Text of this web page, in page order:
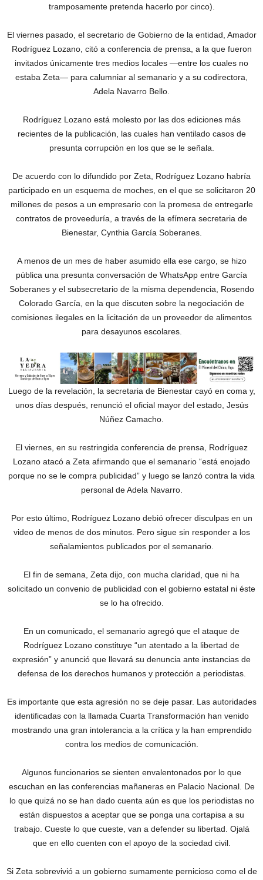
tramposamente pretenda hacerlo por cinco).
El viernes pasado, el secretario de Gobierno de la entidad, Amador
Rodríguez Lozano, citó a conferencia de prensa, a la que fueron
invitados únicamente tres medios locales —entre los cuales no
estaba Zeta— para calumniar al semanario y a su codirectora,
Adela Navarro Bello.
Rodríguez Lozano está molesto por las dos ediciones más
recientes de la publicación, las cuales han ventilado casos de
presunta corrupción en los que se le señala.
De acuerdo con lo difundido por Zeta, Rodríguez Lozano habría
participado en un esquema de moches, en el que se solicitaron 20
millones de pesos a un empresario con la promesa de entregarle
contratos de proveeduría, a través de la efímera secretaria de
Bienestar, Cynthia García Soberanes.
A menos de un mes de haber asumido ella ese cargo, se hizo
pública una presunta conversación de WhatsApp entre García
Soberanes y el subsecretario de la misma dependencia, Rosendo
Colorado García, en la que discuten sobre la negociación de
comisiones ilegales en la licitación de un proveedor de alimentos
para desayunos escolares.
Luego de la revelación, la secretaria de Bienestar cayó en coma y,
unos días después, renunció el oficial mayor del estado, Jesús
Núñez Camacho.
El viernes, en su restringida conferencia de prensa, Rodríguez
Lozano atacó a Zeta afirmando que el semanario “está enojado
porque no se le compra publicidad” y luego se lanzó contra la vida
personal de Adela Navarro.
Por esto último, Rodríguez Lozano debió ofrecer disculpas en un
video de menos de dos minutos. Pero sigue sin responder a los
señalamientos publicados por el semanario.
El fin de semana, Zeta dijo, con mucha claridad, que ni ha
solicitado un convenio de publicidad con el gobierno estatal ni éste
se lo ha ofrecido.
En un comunicado, el semanario agregó que el ataque de
Rodríguez Lozano constituye “un atentado a la libertad de
expresión” y anunció que llevará su denuncia ante instancias de
defensa de los derechos humanos y protección a periodistas.
Es importante que esta agresión no se deje pasar. Las autoridades
identificadas con la llamada Cuarta Transformación han venido
mostrando una gran intolerancia a la crítica y la han emprendido
contra los medios de comunicación.
Algunos funcionarios se sienten envalentonados por lo que
escuchan en las conferencias mañaneras en Palacio Nacional. De
lo que quizá no se han dado cuenta aún es que los periodistas no
están dispuestos a aceptar que se ponga una cortapisa a su
trabajo. Cueste lo que cueste, van a defender su libertad. Ojalá
que en ello cuenten con el apoyo de la sociedad civil.
Si Zeta sobrevivió a un gobierno sumamente pernicioso como el de